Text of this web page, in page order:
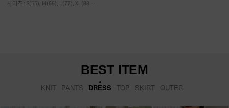
BEST ITEM